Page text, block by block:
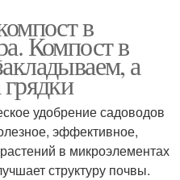
в
Компост в
а
удобрение садоводов
эффективное,
в микроэлементах
структуру почвы.